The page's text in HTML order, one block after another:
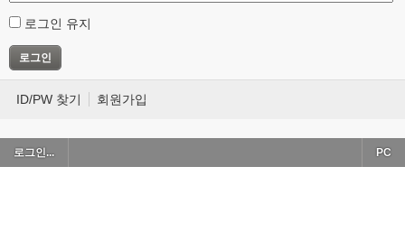
로그인 유지
ID/PW 찾기 회원가입
로그인... PC